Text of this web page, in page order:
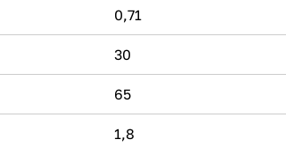
0,71
30
65
1,8